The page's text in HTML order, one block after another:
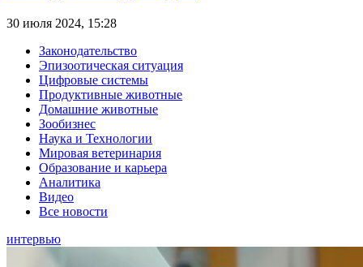
30 июля 2024, 15:28
Законодательство
Эпизоотическая ситуация
Цифровые системы
Продуктивные животные
Домашние животные
Зообизнес
Наука и Технологии
Мировая ветеринария
Образование и карьера
Аналитика
Видео
Все новости
интервью